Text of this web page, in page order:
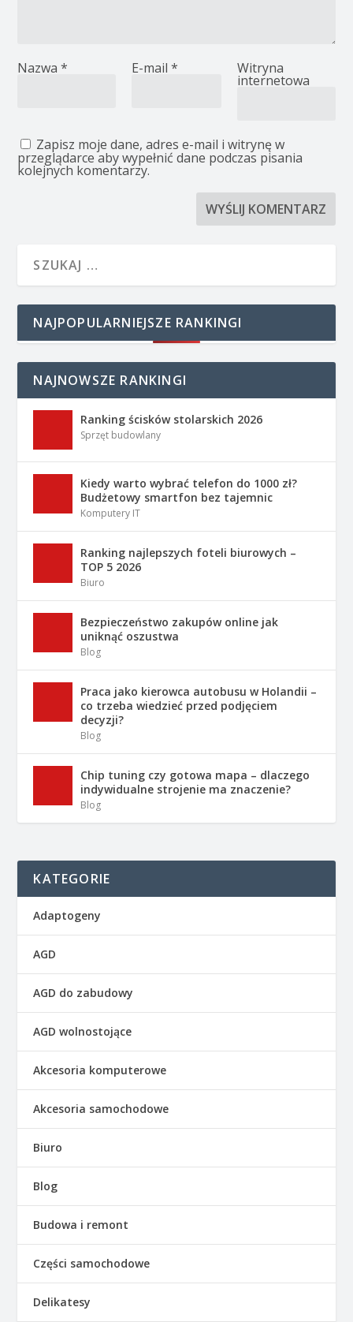
Nazwa* E-mail * Witryna
internetowa
Zapisz moje dane, adres e-mail i witrynę w
przeglądarce aby wypełnić dane podczas pisania
kolejnych komentarzy.
NAJPOPULARNIEJSZE RANKINGI
NAJNOWSZE RANKINGI
Ranking ścisków stolarskich 2026
Sprzęt budowlany
Kiedy warto wybrać telefon do 1000 zł?
Budżetowy smartfon bez tajemnic
Komputery IT
Ranking najlepszych foteli biurowych –
TOP 5 2026
Biuro
Bezpieczeństwo zakupów online jak
uniknąć oszustwa
Blog
Praca jako kierowca autobusu w Holandii –
co trzeba wiedzieć przed podjęciem
decyzji?
Blog
Chip tuning czy gotowa mapa – dlaczego
indywidualne strojenie ma znaczenie?
Blog
KATEGORIE
Adaptogeny
AGD
AGD do zabudowy
AGD wolnostojące
Akcesoria komputerowe
Akcesoria samochodowe
Biuro
Blog
Budowa i remont
Części samochodowe
Delikatesy